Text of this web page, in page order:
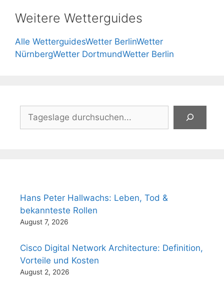
Weitere Wetterguides
Alle WetterguidesWetter BerlinWetter
NürnbergWetter DortmundWetter Berlin
Hans Peter Hallwachs: Leben, Tod &
bekannteste Rollen
August 7, 2026
Cisco Digital Network Architecture: Definition,
Vorteile und Kosten
August 2, 2026